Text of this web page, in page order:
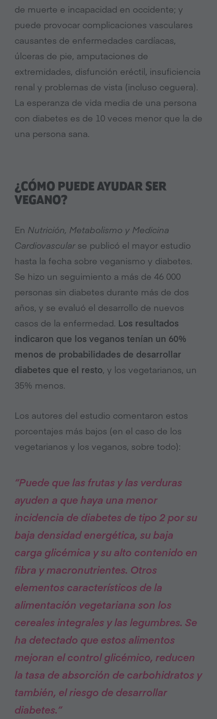
de muerte e incapacidad en occidente; y
puede provocar complicaciones vasculares
causantes de enfermedades cardíacas,
úlceras de pie, amputaciones de
extremidades, disfunción eréctil, insuficiencia
renal y problemas de vista (incluso ceguera).
La esperanza de vida media de una persona
con diabetes es de 10 veces menor que la de
una persona sana.
¿CÓMO PUEDE AYUDAR SER
VEGANO?
En Nutrición, Metabolismo y Medicina
Cardiovascularse publicó el mayor estudio
hasta la fecha sobre veganismo y diabetes.
Se hizo un seguimiento a más de 46 000
personas sin diabetes durante más de dos
años, y se evaluó el desarrollo de nuevos
casos de la enfermedad. Los resultados
indicaron que los veganos tenían un 60%
menos de probabilidades de desarrollar
diabetes que el resto, y los vegetarianos, un
35% menos.
Los autores del estudio comentaron estos
porcentajes más bajos (en el caso de los
vegetarianos y los veganos, sobre todo):
“Puede que las frutas y las verduras
ayuden a que haya una menor
incidencia de diabetes de tipo 2 por su
baja densidad energética, su baja
carga glicémica y su alto contenido en
fibra y macronutrientes. Otros
elementos característicos de la
alimentación vegetariana son los
cereales integrales y las legumbres. Se
ha detectado que estos alimentos
mejoran el control glicémico, reducen
la tasa de absorción de carbohidratos y
también, el riesgo de desarrollar
diabetes.”